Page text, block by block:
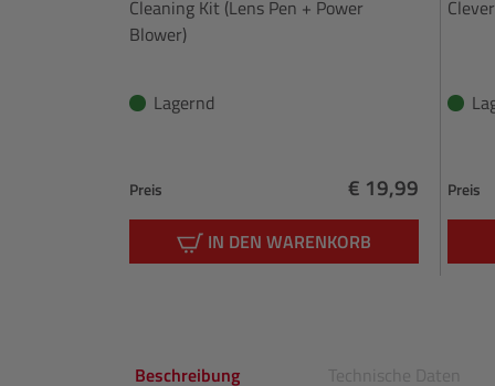
Cleaning Kit (Lens Pen + Power
Blower)
Lagernd
Preis
Regulärer Preis:
€ 19,99
IN DEN WARENKORB
Preis
Beschreibung Technische Daten